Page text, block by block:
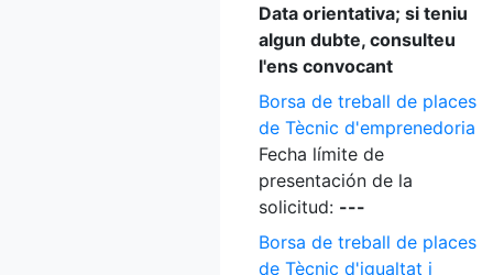
Data orientativa; si teniu
algun dubte, consulteu
l'ens convocant
Borsa de treball de places
de Tècnic d'emprenedoria
Fecha límite de
presentación de la
solicitud: ---
Borsa de treball de places
de Tècnic d'igualtat i